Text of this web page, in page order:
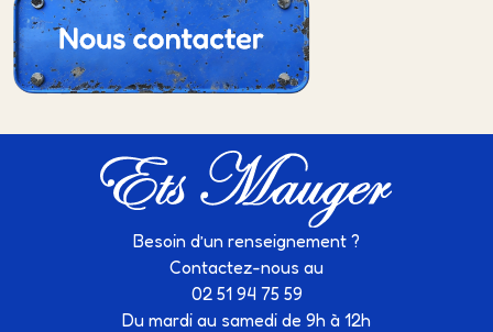
Besoin d’un renseignement ?
Contactez-nous au
02 51 94 75 59
Du mardi au samedi de 9h à 12h